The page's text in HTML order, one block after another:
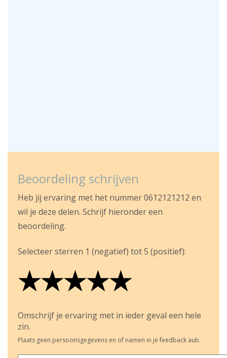
Beoordeling schrijven
Heb jij ervaring met het nummer 0612121212 en
wil je deze delen. Schrijf hieronder een
beoordeling.
Selecteer sterren 1 (negatief) tot 5 (positief):
★
★★
★★★
★★★★
★★★★★
Omschrijf je ervaring met in ieder geval een hele
zin.
Plaats geen persoonsgegevens en of namen in je feedback aub.